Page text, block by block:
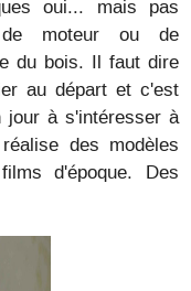
oui... mais pas
moteur ou de
du bois. Il faut dire
au départ et c'est
jour à s'intéresser à
des modèles
d'époque. Des